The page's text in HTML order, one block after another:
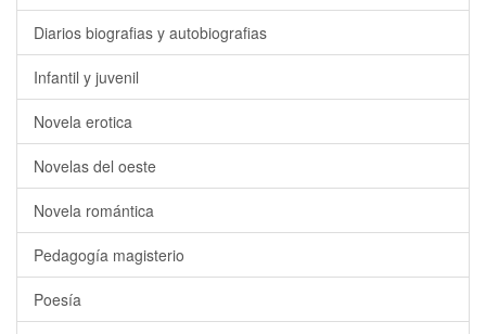
Diarios biografias y autobiografias
Infantil y juvenil
Novela erotica
Novelas del oeste
Novela romántica
Pedagogía magisterio
Poesía